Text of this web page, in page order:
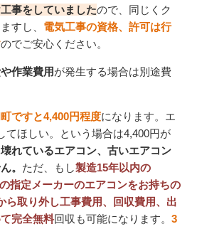
事をしていましたので、同じくク
すし、 電気工事の資格、許可は行
のでご安心ください。
作業費用が発生する場合は別途費
ですと4,400円程度になります。エ
てほしい。という場合は4,400円が
れているエアコン、古いエアコン
。 ただ、もし製造15年以内の
指定メーカーのエアコンをお持ちの
ら取り外し工事費用、回収費用、出
完全無料回収も可能になります。3